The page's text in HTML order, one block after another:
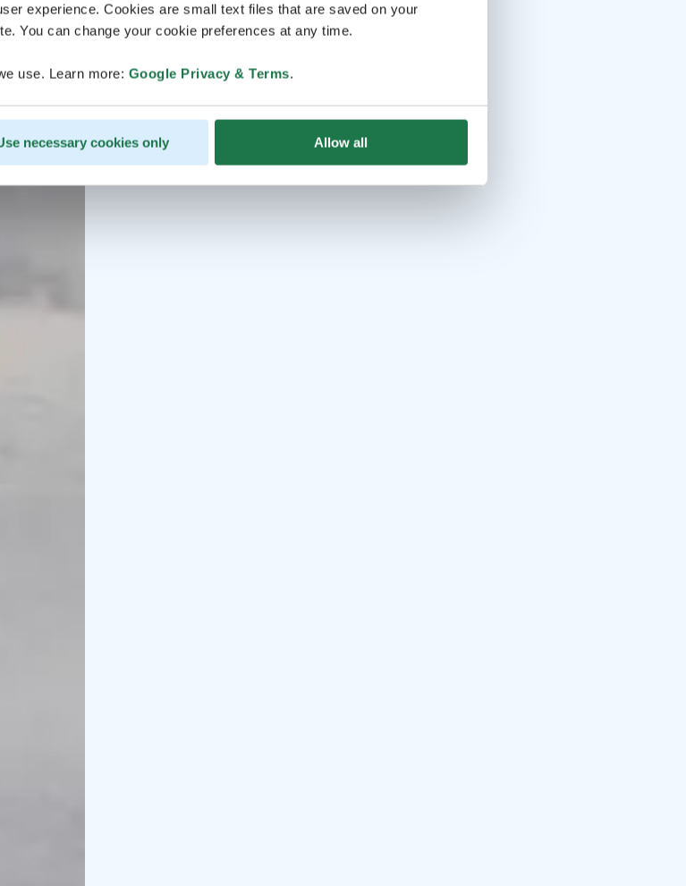
experience. Cookies are small text files that are saved on your
You can change your cookie preferences at any time.
use. Learn more: Google Privacy & Terms.
necessary cookies only Allow all